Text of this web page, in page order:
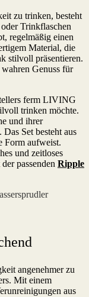
zu trinken, besteht
Trinkflaschen
regelmäßig einen
Material, die
stilvoll präsentieren.
Genuss für
ferm LIVING
trinken möchte.
und ihrer
Set besteht aus
Form aufweist.
und zeitloses
passenden Ripple
angenehmer zu
Mit einem
aus